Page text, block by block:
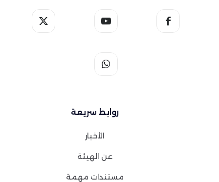
روابط سريعة
الأخبار
عن الهيئة
مستندات مهمة